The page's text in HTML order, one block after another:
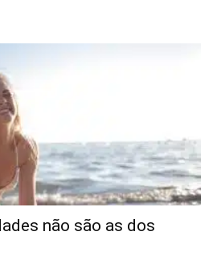
não são as dos